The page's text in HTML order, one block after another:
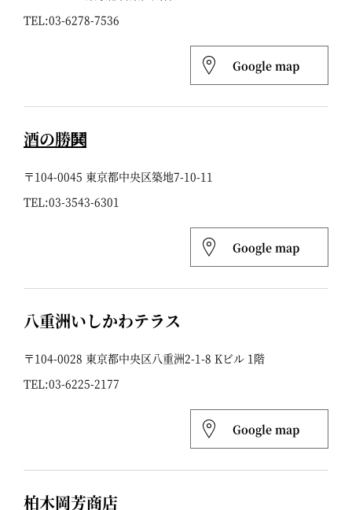
TEL:03-6278-7536
Google map
酒の勝鬨
〒104-0045 東京都中央区築地7-10-11
TEL:03-3543-6301
Google map
八重洲いしかわテラス
〒104-0028 東京都中央区八重洲2-1-8 Kビル 1階
TEL:03-6225-2177
Google map
柏木岡芳商店